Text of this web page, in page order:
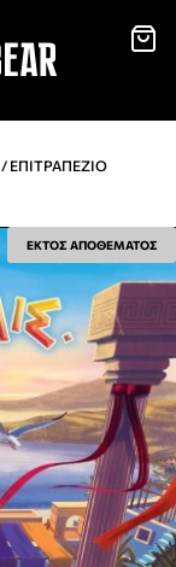
/ ΕΠΙΤΡΑΠΈΖΙΟ
ΕΚΤΟΣ ΑΠΟΘΕΜΑΤΟΣ